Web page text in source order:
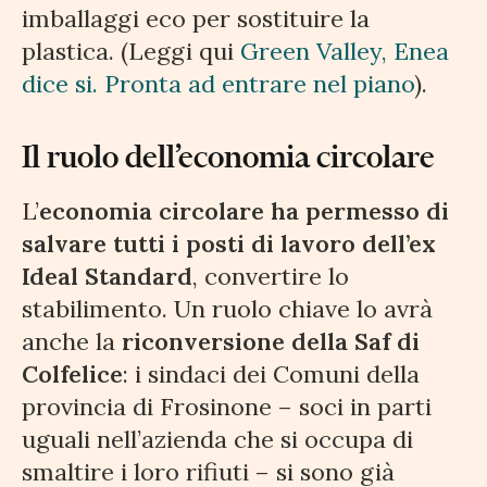
imballaggi eco per sostituire la
plastica. (Leggi qui Green Valley, Enea
dice si. Pronta ad entrare nel piano).
Il ruolo dell’economia circolare
L’economia circolare ha permesso di
salvare tutti i posti di lavoro dell’ex
Ideal Standard, convertire lo
stabilimento. Un ruolo chiave lo avrà
anche la riconversione della Saf di
Colfelice: i sindaci dei Comuni della
provincia di Frosinone – soci in parti
uguali nell’azienda che si occupa di
smaltire i loro rifiuti – si sono già